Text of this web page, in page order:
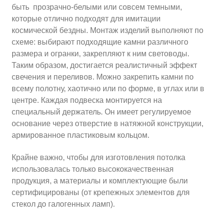
быть прозрачно-белыми или совсем темными,
которые отлично подходят для имитации
космической бездны. Монтаж изделий выполняют по
схеме: выбирают подходящие камни различного
размера и огранки, закрепляют к ним световоды.
Таким образом, достигается реалистичный эффект
свечения и переливов. Можно закрепить камни по
всему полотну, хаотично или по форме, в углах или в
центре. Каждая подвеска монтируется на
специальный держатель. Он имеет регулируемое
основание через отверстие в натяжной конструкции,
армированное пластиковым кольцом.
Крайне важно, чтобы для изготовления потолка
использовалась только высококачественная
продукция, а материалы и комплектующие были
сертифицированы (от крепежных элементов для
стекол до галогенных ламп).